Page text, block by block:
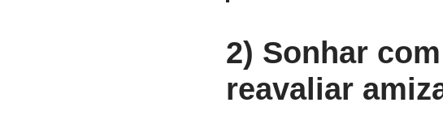
2) Sonhar
reavaliar